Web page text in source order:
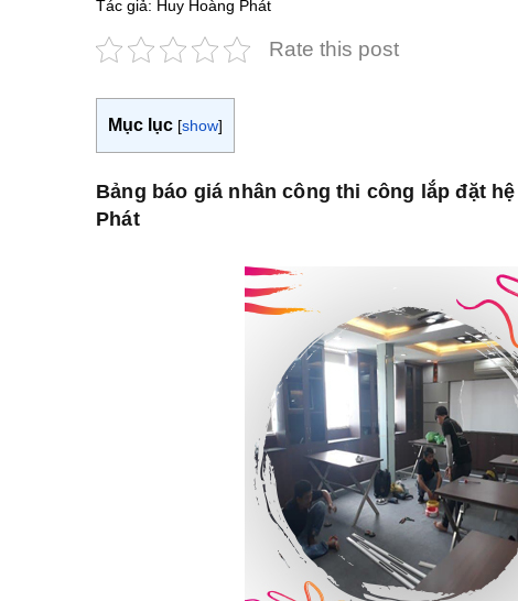
Tác giả: Huy Hoàng Phát
Rate this post
Mục lục [show]
Bảng báo giá nhân công thi công lắp đặt
Phát